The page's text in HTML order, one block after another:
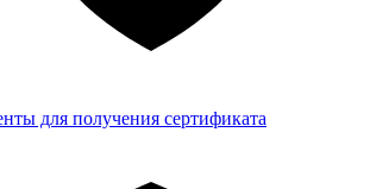
для получения сертификата